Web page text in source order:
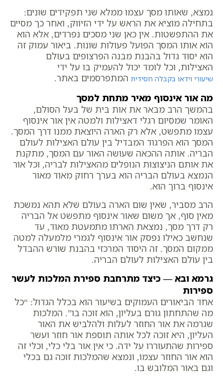
נמצא, שאותו מסך עצמו ממלא שני תפקידים שונים:
בתחילה מוציא את הראש על ידי הזיווק, ואחר כך מסיים
את ההתפשטות. אין כאן שני מסכים נפרדים, אלא הוא
הוא אותו המסך הפועל פעולות שונות. ביאור עמוק זה
הוא יסוד גדול בהבנת מבנה הפרצופים בעולם
האצילות, וכל לומד יכול להעמיק בו על ידי
שיעורי וידאו בקבלה חסידית המתפרסמים באתר.
מה אור אינסוף מאיר מתחת למסך
בהמשך הרב מבאר את אות בית של בעל הסולם,
האומר שמסיום רגלי דאצילות ולמטה אין אור אינסוף
עצמו מתפשט, אלא רק הארה היוצאת ממנו דרך המסך.
המסך הוא הפרגוד המבדיל בין עולם האצילות לעולם
הבריה. אותה ההכאה שעושה האור עם המסך, מתקנת
את אותם הניצוצות הנופלים מהאצילות לבריה, וכל אור
הנמצא בעולם הבריה הוא בערך רחוק מאוד מאור
אינסוף ברוך הוא.
הרב מסביר, שאין שום הארה בעולם שלא תהא נמשכת
מאין סוף, אך משום שאור אינסוף מתפשט אל הבריה
רק דרך מסך, נמצאת הארתו מתמעטת מאוד, עד
שנחשב כאילו נפסק אור אינסוף לגמרי מלמעלה למטה
ממקום המסך. זה היסוד המרכזי בהבנת שורש ההבדל
בין עולם האצילות לעולם הבריה.
גרמא ובא — כיצד מתרחבת ספירת המלכות לעשר
ספירות
אחד הביאורים העמוקים בשיעור הוא בכלל הגדול: “כל
מה שהתחתון גורם בעליון, הוא זוכה בו”. המלכות
שגרמה את אור החוזר לעלות ולהלביש את האור
העליון, היא זוכה לכל אותה תוספת אור חוזר ועשר
ספירות שהתעוררו על ידה. כי אין אור בלי כלי, וכלי זה
הוא אור החוזר עצמו, ונמצא שהמלכות זוכה גם בכלי
וגם באור המלובש בו.